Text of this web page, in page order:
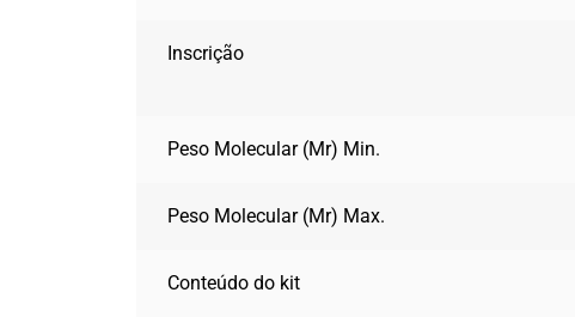
Inscrição
Peso Molecular (Mr) Min.
Peso Molecular (Mr) Max.
Conteúdo do kit